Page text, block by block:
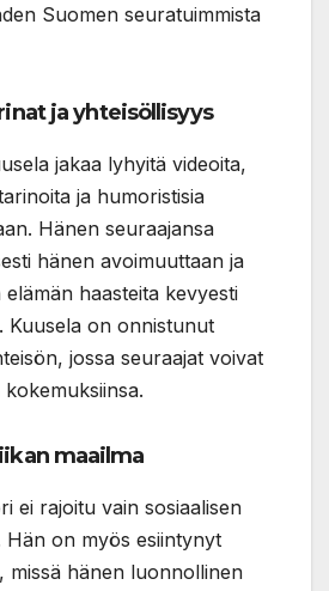
Suomen seuratuimmista
ja yhteisöllisyys
jakaa lyhyitä videoita,
ja humoristisia
Hänen seuraajansa
hänen avoimuuttaan ja
haasteita kevyesti
Kuusela on onnistunut
jossa seuraajat voivat
maailma
ei rajoitu vain sosiaalisen
Hän on myös esiintynyt
missä hänen luonnollinen